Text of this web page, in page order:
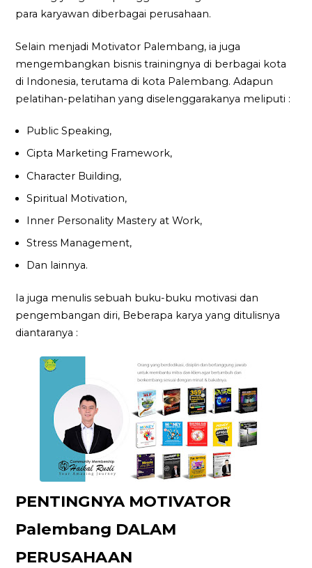
para karyawan diberbagai perusahaan.
Selain menjadi Motivator Palembang, ia juga
mengembangkan bisnis trainingnya di berbagai kota
di Indonesia, terutama di kota Palembang. Adapun
pelatihan-pelatihan yang diselenggarakanya meliputi :
Public Speaking,
Cipta Marketing Framework,
Character Building,
Spiritual Motivation,
Inner Personality Mastery at Work,
Stress Management,
Dan lainnya.
Ia juga menulis sebuah buku-buku motivasi dan
pengembangan diri, Beberapa karya yang ditulisnya
diantaranya :
PENTINGNYA MOTIVATOR
Palembang DALAM
PERUSAHAAN